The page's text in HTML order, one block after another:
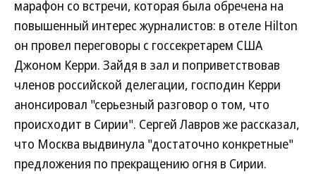
марафон со встречи, которая была обречена на
повышенный интерес журналистов: в отеле Hilton
он провел переговоры с госсекретарем США
Джоном Керри. Зайдя в зал и поприветствовав
членов российской делегации, господин Керри
анонсировал "серьезный разговор о том, что
происходит в Сирии". Сергей Лавров же рассказал,
что Москва выдвинула "достаточно конкретные"
предложения по прекращению огня в Сирии.